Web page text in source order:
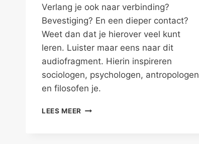
Verlang je ook naar verbinding?
Bevestiging? En een dieper contact?
Weet dan dat je hierover veel kunt
leren. Luister maar eens naar dit
audiofragment. Hierin inspireren
sociologen, psychologen, antropologen
en filosofen je.
LEES MEER HET